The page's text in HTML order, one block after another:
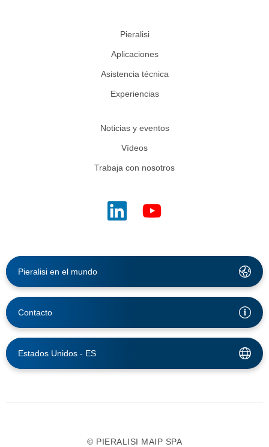
Pieralisi
Aplicaciones
Asistencia técnica
Experiencias
Noticias y eventos
Vídeos
Trabaja con nosotros
Pieralisi en el mundo
Contacto
Estados Unidos - ES
© PIERALISI MAIP SPA